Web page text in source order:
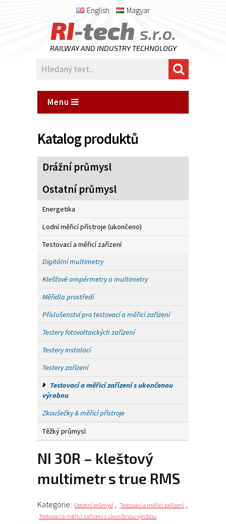
English Magyar
RI-tech s.r.o.
RAILWAY AND INDUSTRY TECHNOLOGY
Menu
Katalog produktů
Drážní průmysl
Ostatní průmysl
Energetika
Lodní měřicí přístroje (ukončeno)
Testovací a měřicí zařízení
Digitální multimetry
Klešťové ampérmetry a multimetry
Měřidla prostředí
Příslušenství pro testovací a měřicí zařízení
Testery fotovoltaických zařízení
Testery instalací
Testery zařízení
Testovací a měřicí zařízení s ukončenou
výrobou
Zkoušečky & měřicí přístroje
Těžký průmysl
NI 30R – kleštový
multimetr s true RMS
Kategorie: Ostatní průmysl , Testovací a měřicí zařízení ,
Testovací a měřicí zařízení s ukončenou výrobou